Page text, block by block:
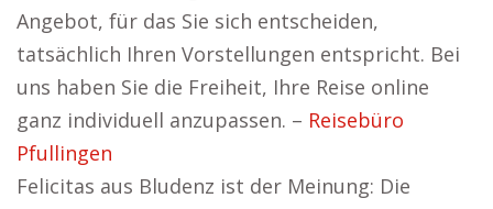
Angebot, für das Sie sich entscheiden,
tatsächlich Ihren Vorstellungen entspricht. Bei
uns haben Sie die Freiheit, Ihre Reise online
ganz individuell anzupassen. – Reisebüro
Pfullingen
Felicitas aus Bludenz ist der Meinung: Die